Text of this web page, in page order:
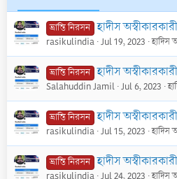
ভ্রান্তি নিরসন হাদীস
rasikulindia Jul 19, 2023 হাদিস
ভ্রান্তি নিরসন হাদীস
Salahuddin Jamil Jul 6, 2023
ভ্রান্তি নিরসন হাদীস
rasikulindia Jul 15, 2023 হাদিস
ভ্রান্তি নিরসন হাদীস
rasikulindia Jul 24, 2023 হাদিস